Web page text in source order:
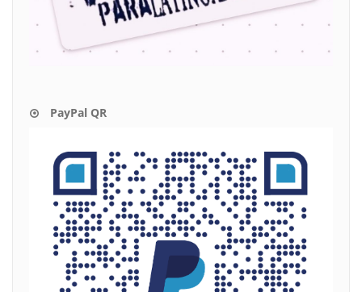
PayPal QR